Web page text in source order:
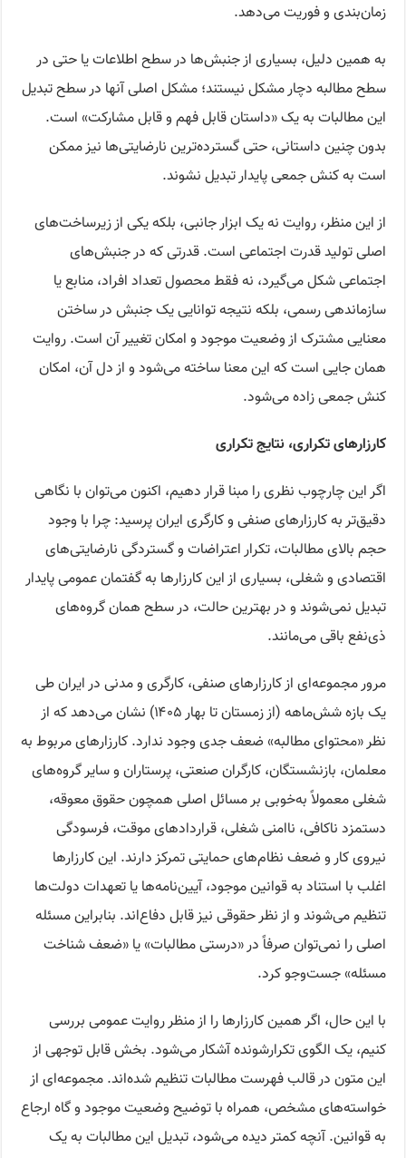
زمان‌بندی و فوریت می‌دهد.
به همین دلیل، بسیاری از جنبش‌ها در سطح اطلاعات یا حتی در
سطح مطالبه دچار مشکل نیستند؛ مشکل اصلی آنها در سطح تبدیل
این مطالبات به یک «داستان قابل فهم و قابل مشارکت» است.
بدون چنین داستانی، حتی گسترده‌ترین نارضایتی‌ها نیز ممکن
است به کنش جمعی پایدار تبدیل نشوند.
از این منظر، روایت نه یک ابزار جانبی، بلکه یکی از زیرساخت‌های
اصلی تولید قدرت اجتماعی است. قدرتی که در جنبش‌های
اجتماعی شکل می‌گیرد، نه فقط محصول تعداد افراد، منابع یا
سازماندهی رسمی، بلکه نتیجه توانایی یک جنبش در ساختن
معنایی مشترک از وضعیت موجود و امکان تغییر آن است. روایت
همان جایی است که این معنا ساخته می‌شود و از دل آن، امکان
کنش جمعی زاده می‌شود.
کارزارهای تکراری، نتایج تکراری
اگر این چارچوب‌ نظری را مبنا قرار دهیم، اکنون می‌توان با نگاهی
دقیق‌تر به کارزارهای صنفی و کارگری ایران پرسید: چرا با وجود
حجم بالای مطالبات، تکرار اعتراضات و گستردگی نارضایتی‌های
اقتصادی و شغلی، بسیاری از این کارزارها به گفتمان عمومی پایدار
تبدیل نمی‌شوند و در بهترین حالت، در سطح همان گروه‌های
ذی‌نفع باقی می‌مانند.
مرور مجموعه‌ای از کارزارهای صنفی، کارگری و مدنی در ایران طی
یک بازه شش‌ماهه (از زمستان تا بهار ۱۴۰۵) نشان می‌دهد که از
نظر «محتوای مطالبه» ضعف جدی وجود ندارد. کارزارهای مربوط به
معلمان، بازنشستگان، کارگران صنعتی، پرستاران و سایر گروه‌های
شغلی معمولاً به‌خوبی بر مسائل اصلی همچون حقوق معوقه،
دستمزد ناکافی، ناامنی شغلی، قراردادهای موقت، فرسودگی
نیروی کار و ضعف نظام‌های حمایتی تمرکز دارند. این کارزارها
اغلب با استناد به قوانین موجود، آیین‌نامه‌ها یا تعهدات دولت‌ها
تنظیم می‌شوند و از نظر حقوقی نیز قابل دفاع‌اند. بنابراین مسئله
اصلی را نمی‌توان صرفاً در «درستی مطالبات» یا «ضعف شناخت
مسئله» جست‌وجو کرد.
با این حال، اگر همین کارزارها را از منظر روایت عمومی بررسی
کنیم، یک الگوی تکرارشونده آشکار می‌شود. بخش قابل توجهی از
این متون در قالب فهرست مطالبات تنظیم شده‌اند. مجموعه‌ای از
خواسته‌های مشخص، همراه با توضیح وضعیت موجود و گاه ارجاع
به قوانین. آنچه کمتر دیده می‌شود، تبدیل این مطالبات به یک